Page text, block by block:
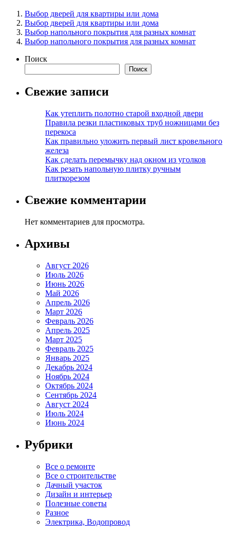
Выбор дверей для квартиры или дома
Выбор дверей для квартиры или дома
Выбор напольного покрытия для разных комнат
Выбор напольного покрытия для разных комнат
Поиск
Поиск
Свежие записи
Как утеплить полотно старой входной двери
Правила резки пластиковых труб ножницами без
перекоса
Как правильно уложить первый лист кровельного
железа
Как сделать перемычку над окном из уголков
Как резать напольную плитку ручным
плиткорезом
Свежие комментарии
Нет комментариев для просмотра.
Архивы
Август 2026
Июль 2026
Июнь 2026
Май 2026
Апрель 2026
Март 2026
Февраль 2026
Апрель 2025
Март 2025
Февраль 2025
Январь 2025
Декабрь 2024
Ноябрь 2024
Октябрь 2024
Сентябрь 2024
Август 2024
Июль 2024
Июнь 2024
Рубрики
Все о ремонте
Все о строительстве
Дачный участок
Дизайн и интерьер
Полезные советы
Разное
Электрика, Водопровод